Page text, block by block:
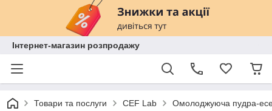
Інтернет-магазин розпродажу
Товари та послуги СEF Lab Омолоджуюча пудра-